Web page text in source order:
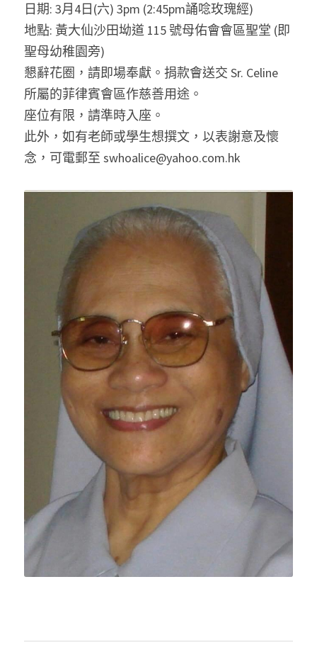
日期: 3月4日(六) 3pm (2:45pm誦唸玫瑰經)
地點: 黃大仙沙田坳道 115 號母佑會會區聖堂 (即
聖母幼稚園旁)
懇辭花圈，請即場奉獻。捐款會送交 Sr. Celine
所屬的菲律賓會區作慈善用途。
座位有限，請準時入座。
此外，如有老師或學生想撰文，以表謝意及懷
念，可電郵至 swhoalice@yahoo.com.hk